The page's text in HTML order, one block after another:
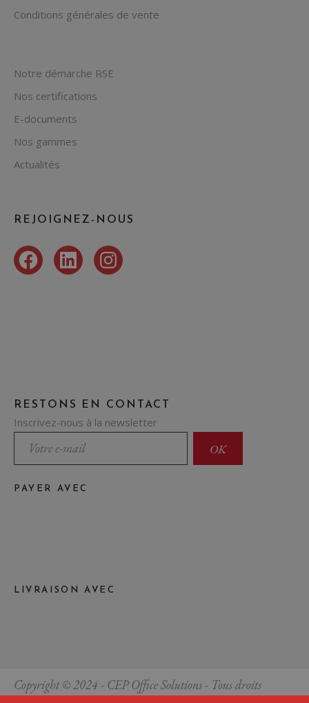
Conditions générales de vente
Notre démarche RSE
Nos certifications
E-documents
Nos gammes
Actualités
REJOIGNEZ-NOUS
FacebookLinkedInInstagram
RESTONS EN CONTACT
Inscrivez-nous à la newsletter
PAYER AVEC
LIVRAISON AVEC
Copyright © 2024 - CEP Office Solutions - Tous droits